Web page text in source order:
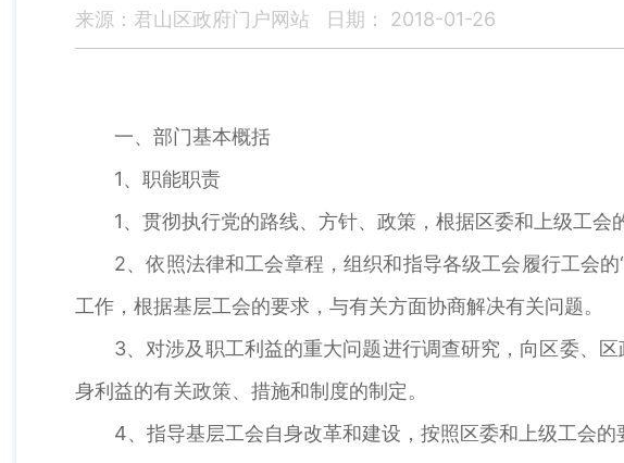
来源：君山区政府门户网站 日期： 2018-01-26
一、部门基本概括
1、职能职责
1、贯彻执行党的路线、方针、政策，根据区委和上级工
2、依照法律和工会章程，组织和指导各级工会履行工会
工作，根据基层工会的要求，与有关方面协商解决有关问题。
3、对涉及职工利益的重大问题进行调查研究，向区委、
身利益的有关政策、措施和制度的制定。
4、指导基层工会自身改革和建设，按照区委和上级工会